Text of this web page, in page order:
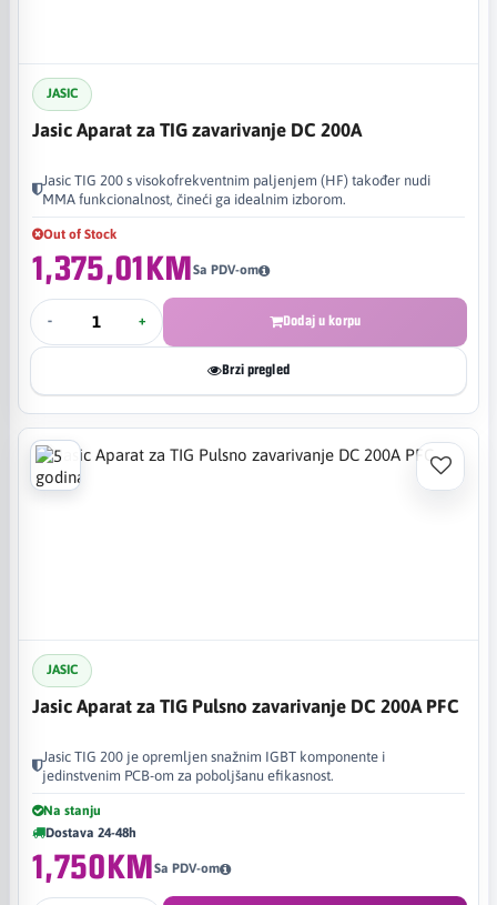
JASIC
Jasic Aparat za TIG zavarivanje DC 200A
Jasic TIG 200 s visokofrekventnim paljenjem (HF) također nudi
MMA funkcionalnost, čineći ga idealnim izborom.
Out of Stock
1,375,01KMSa PDV-om
- + Dodaj u korpu
Brzi pregled
JASIC
Jasic Aparat za TIG Pulsno zavarivanje DC 200A PFC
Jasic TIG 200 je opremljen snažnim IGBT komponente i
jedinstvenim PCB-om za poboljšanu efikasnost.
Na stanju
Dostava 24-48h
1,750KMSa PDV-om